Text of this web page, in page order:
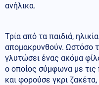
ανήλικα.
Τρία από τα παιδιά,
απομακρυνθούν. Ωστόσο
γλυτώσει ένας ακόμα
ο οποίος σύμφωνα με τις
και φορούσε γκρι